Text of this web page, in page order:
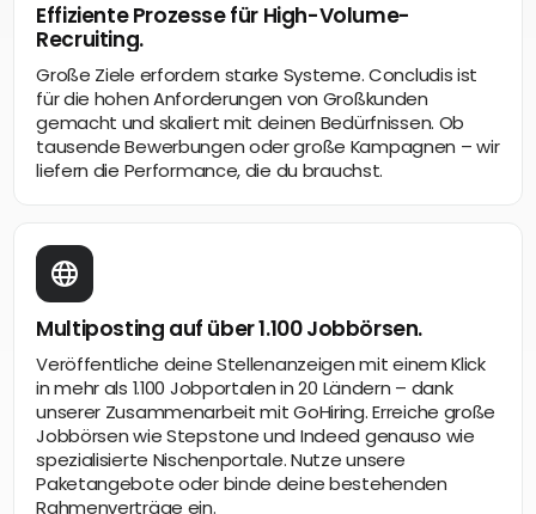
Effiziente Prozesse für High-Volume-
Recruiting.
Große Ziele erfordern starke Systeme. Concludis ist
für die hohen Anforderungen von Großkunden
gemacht und skaliert mit deinen Bedürfnissen. Ob
tausende Bewerbungen oder große Kampagnen – wir
liefern die Performance, die du brauchst.
Multiposting auf über 1.100 Jobbörsen.
Veröffentliche deine Stellenanzeigen mit einem Klick
in mehr als 1.100 Jobportalen in 20 Ländern – dank
unserer Zusammenarbeit mit GoHiring. Erreiche große
Jobbörsen wie Stepstone und Indeed genauso wie
spezialisierte Nischenportale. Nutze unsere
Paketangebote oder binde deine bestehenden
Rahmenverträge ein.